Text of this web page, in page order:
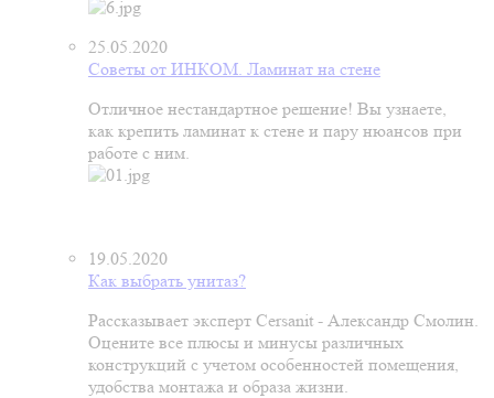
25.05.2020
Советы от ИНКОМ. Ламинат на стене
Отличное нестандартное решение! Вы узнаете,
как крепить ламинат к стене и пару нюансов при
работе с ним.
19.05.2020
Как выбрать унитаз?
Рассказывает эксперт Cersanit - Александр Смолин.
Оцените все плюсы и минусы различных
конструкций с учетом особенностей помещения,
удобства монтажа и образа жизни.